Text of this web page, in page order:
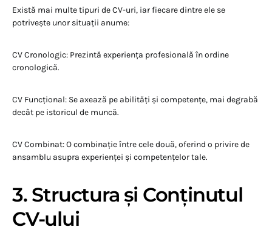
Există mai multe tipuri de CV-uri, iar fiecare dintre ele se
potrivește unor situații anume:
CV Cronologic: Prezintă experiența profesională în ordine
cronologică.
CV Funcțional: Se axează pe abilități și competențe, mai degrabă
decât pe istoricul de muncă.
CV Combinat: O combinație între cele două, oferind o privire de
ansamblu asupra experienței și competențelor tale.
3. Structura și Conținutul
CV-ului